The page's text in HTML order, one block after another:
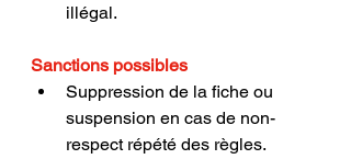
illégal.
Sanctions possibles
Suppression de la fiche ou
suspension en cas de non-
respect répété des règles.